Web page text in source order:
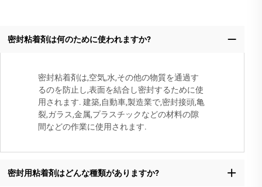
密封粘着剤は何のために使われますか?
密封粘着剤は,空気,水,その他の物質を通過す
るのを防止し,表面を結合し密封するために使
用されます. 建築,自動車,製造業で,密封接頭,亀
裂,ガラス,金属,プラスチックなどの材料の隙
間などの作業に使用されます.
密封用粘着剤はどんな種類がありますか?